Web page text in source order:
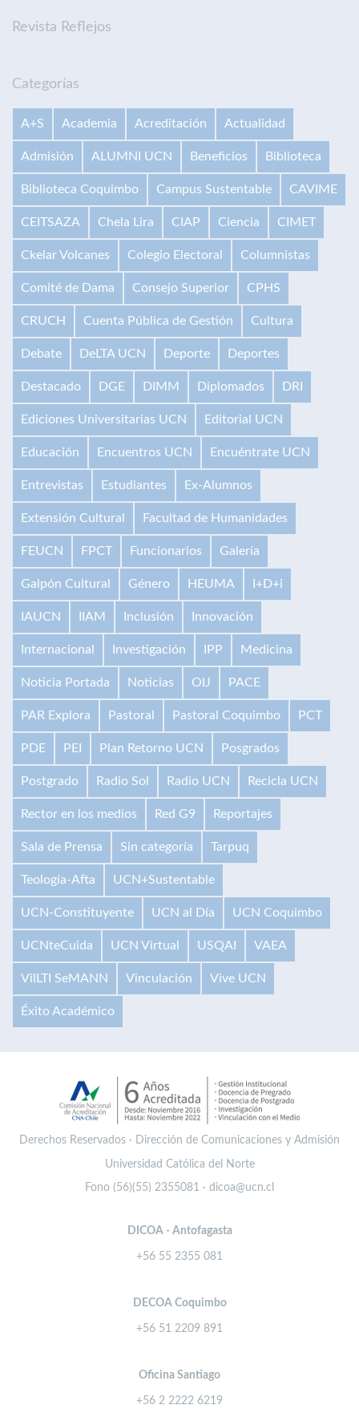
Revista Reflejos
Categorías
A+S Academia Acreditación Actualidad
Admisión ALUMNI UCN Beneficios Biblioteca
Biblioteca Coquimbo Campus Sustentable CAVIME
CEITSAZA Chela Lira CIAP Ciencia CIMET
Ckelar Volcanes Colegio Electoral Columnistas
Comité de Dama Consejo Superior CPHS
CRUCH Cuenta Pública de Gestión Cultura
Debate DeLTA UCN Deporte Deportes
Destacado DGE DIMM Diplomados DRI
Ediciones Universitarias UCN Editorial UCN
Educación Encuentros UCN Encuéntrate UCN
Entrevistas Estudiantes Ex-Alumnos
Extensión Cultural Facultad de Humanidades
FEUCN FPCT Funcionarios Galería
Galpón Cultural Género HEUMA I+D+i
IAUCN IIAM Inclusión Innovación
Internacional Investigación IPP Medicina
Noticia Portada Noticias OIJ PACE
PAR Explora Pastoral Pastoral Coquimbo PCT
PDE PEI Plan Retorno UCN Posgrados
Postgrado Radio Sol Radio UCN Recicla UCN
Rector en los medios Red G9 Reportajes
Sala de Prensa Sin categoría Tarpuq
Teología-Afta UCN+Sustentable
UCN-Constituyente UCN al Día UCN Coquimbo
UCNteCuida UCN Virtual USQAI VAEA
VilLTI SeMANN Vinculación Vive UCN
Éxito Académico
Derechos Reservados · Dirección de Comunicaciones y Admisión
Universidad Católica del Norte
Fono (56)(55) 2355081 · dicoa@ucn.cl
DICOA - Antofagasta
+56 55 2355 081
DECOA Coquimbo
+56 51 2209 891
Oficina Santiago
+56 2 2222 6219